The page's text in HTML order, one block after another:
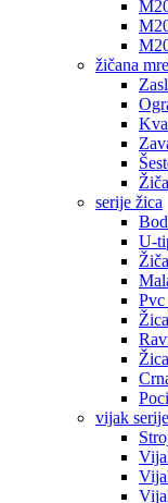
žičana
serije žica
U-
Pvc
vijak serije